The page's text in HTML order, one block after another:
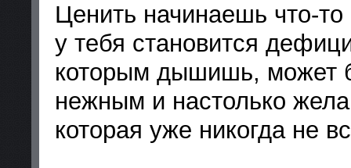
Ценить начинаешь что-то
у тебя становится
которым дышишь, может
нежным и настолько
которая уже никогда не